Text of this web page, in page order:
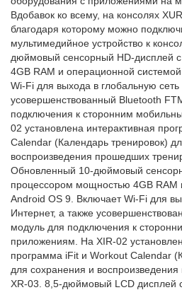
Вдобавок ко всему, на консолях
благодаря которому можно
мультимедийное устройство к
дюймовый сенсорный HD-дисплей
4GB RAM и операционной
Wi-Fi для выхода в глобальную сеть
усовершенствованный Bluetooth
подключения к сторонним
02 установлена интерактивная
Calendar (Календарь тренировок)
воспроизведения прошедших
Обновленный 10-дюймовый
процессором мощностью 4GB RAM
Android OS 9. Включает Wi-Fi для
Интернет, а также
модуль для подключения к
приложениям. На XIR-02
программа iFit и Workout Calendar
для сохранения и
XR-03. 8,5-дюймовый LCD дисплей с